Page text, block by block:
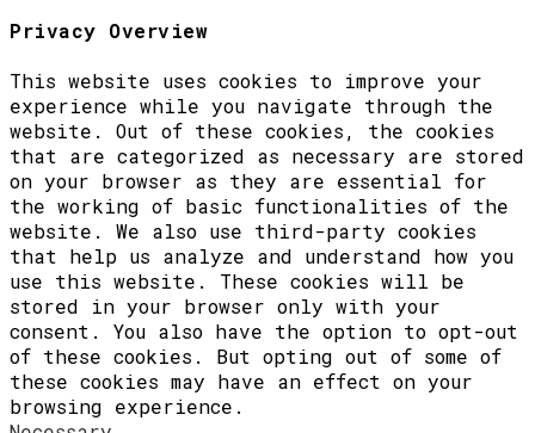
Privacy Overview
This website uses cookies to improve your
experience while you navigate through the
website. Out of these cookies, the cookies
that are categorized as necessary are stored
on your browser as they are essential for
the working of basic functionalities of the
website. We also use third-party cookies
that help us analyze and understand how you
use this website. These cookies will be
stored in your browser only with your
consent. You also have the option to opt-out
of these cookies. But opting out of some of
these cookies may have an effect on your
browsing experience.